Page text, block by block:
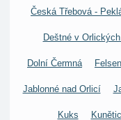
Česká Třebová -
Deštné v
Dolní Čermná
Jablonné nad Orlicí
Kuks